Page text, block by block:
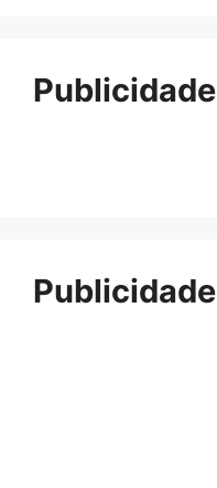
Publicidade
Publicidade